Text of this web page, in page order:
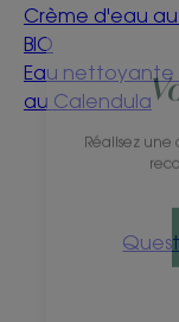
Réalisez
Crème d'eau
BIO
Eau nettoyante
au Calendula